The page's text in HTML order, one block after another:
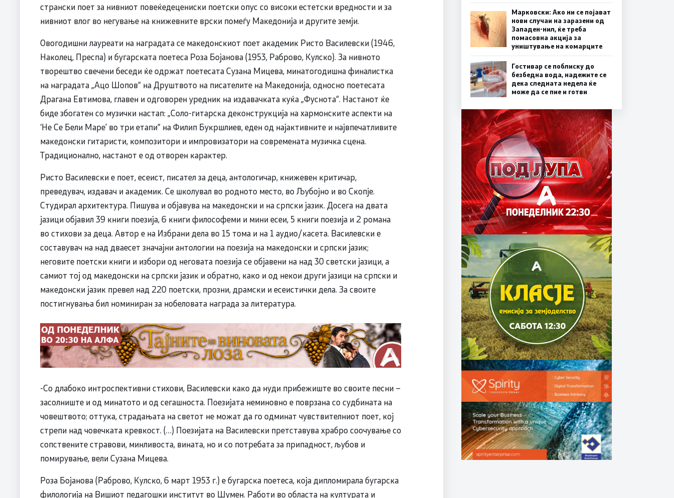
странски поет за нивниот повеќедецениски поетски опус со високи естетски вредности и за
нивниот влог во негување на книжевните врски помеѓу Македонија и другите земји.
Овогодишни лауреати на наградата се македонскиот поет академик Ристо Василевски (1946,
Наколец, Преспа) и бугарската поетеса Роза Бојанова (1953, Раброво, Кулско). За нивното
творештво свечени беседи ќе одржат поетесата Сузана Мицева, минатогодишна финалистка
на наградата „Ацо Шопов“ на Друштвото на писателите на Македонија, односно поетесата
Драгана Евтимова, главен и одговорен уредник на издавачката куќа „Фуснота“. Настанот ќе
биде збогатен со музички настап: „Соло-гитарска деконструкција на хармонските аспекти на
‘Не Се Бели Маре’ во три етапи“ на Филип Букршлиев, еден од најактивните и највпечатливите
македонски гитаристи, композитори и импровизатори на современата музичка сцена.
Традиционално, настанот е од отворен карактер.
Ристо Василевски е поет, есеист, писател за деца, антологичар, книжевен критичар,
преведувач, издавач и академик. Се школувал во родното место, во Љубојно и во Скопје.
Студирал архитектура. Пишува и објавува на македонски и на српски јазик. Досега на двата
јазици објавил 39 книги поезија, 6 книги философеми и мини есеи, 5 книги поезија и 2 романа
во стихови за деца. Автор е на Избрани дела во 15 тома и на 1 аудио/касета. Василевски е
составувач на над дваесет значајни антологии на поезија на македонски и српски јазик;
неговите поетски книги и избори од неговата поезија се објавени на над 30 светски јазици, а
самиот тој од македонски на српски јазик и обратно, како и од некои други јазици на српски и
македонски јазик превел над 220 поетски, прозни, драмски и есеистички дела. За своите
постигнувања бил номиниран за нобеловата награда за литература.
-Со длабоко интроспективни стихови, Василевски како да нуди прибежиште во своите песни –
засолниште и од минатото и од сегашноста. Поезијата неминовно е поврзана со судбината на
човештвото; оттука, страдањата на светот не можат да го одминат чувствителниот поет, кој
стрепи над човечката кревкост. (…) Поезијата на Василевски претставува храбро соочување со
сопствените стравови, минливоста, вината, но и со потребата за припадност, љубов и
помирување, вели Сузана Мицева.
Роза Бојанова (Раброво, Кулско, 6 март 1953 г.) е бугарска поетеса, која дипломирала бугарска
филологија на Вишиот педагошки институт во Шумен. Работи во областа на културата и
Марковски: Ако ни се појават
нови случаи на заразени од
Западен-нил, ќе треба
помасовна акција за
уништување на комарците
Гостивар се поблиску до
безбедна вода, надежите се
дека следната недела ќе
може да се пие и готви